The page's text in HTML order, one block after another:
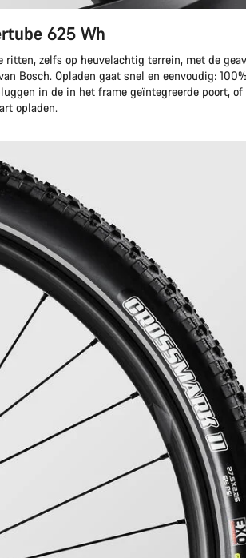
625 Wh
ritten, zelfs op heuvelachtig terrein, met de
Bosch. Opladen gaat snel en eenvoudig:
in de in het frame geïntegreerde poort,
opladen.